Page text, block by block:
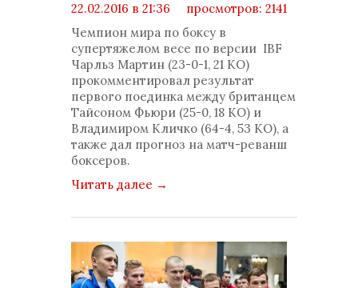
22.02.2016 в 21:36
просмотров: 2141
комментариев: 0
Чемпион мира по боксу в
супертяжелом весе по версии IBF
Чарльз Мартин (23-0-1, 21 КО)
прокомментировал результат
первого поединка между британцем
Тайсоном Фьюри (25-0, 18 КО) и
Владимиром Кличко (64-4, 53 КО), а
также дал прогноз на матч-реванш
боксеров.
Читать далее →